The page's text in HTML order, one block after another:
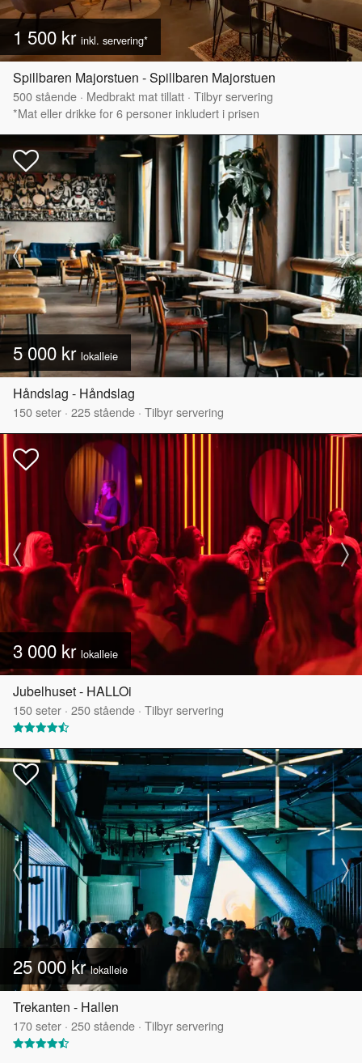
1 500 kr inkl. servering*
Spillbaren Majorstuen - Spillbaren Majorstuen
500stående · Medbrakt mat tillatt · Tilbyr servering
*Mat eller drikke for 6 personer inkludert i prisen
5 000 kr lokalleie
Håndslag - Håndslag
150seter · 225stående · Tilbyr servering
3 000 kr lokalleie
Jubelhuset - HALLOi
150seter · 250stående · Tilbyr servering
25 000 krlokalleie
Trekanten - Hallen
170seter · 250stående · Tilbyr servering